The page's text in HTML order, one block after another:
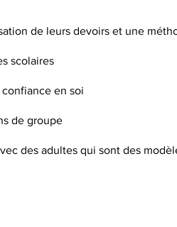
de leurs devoirs et une
scolaires
en soi
de groupe
des adultes qui sont des